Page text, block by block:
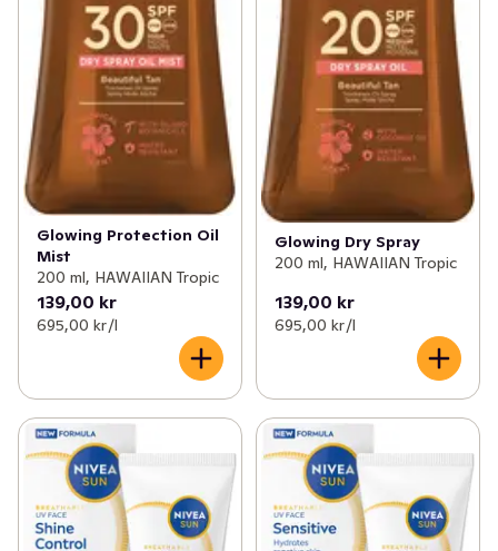
Glowing Protection Oil
Mist
200 ml, HAWAIIAN Tropic
139,00 kr
695,00 kr /l
Glowing Dry Spray
200 ml, HAWAIIAN Tropic
139,00 kr
695,00 kr /l